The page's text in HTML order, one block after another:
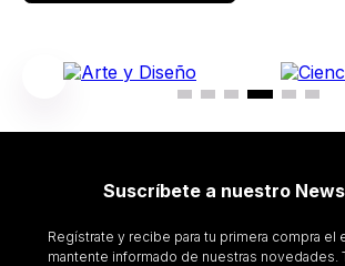
Suscríbete a nuestro
Regístrate y recibe para tu primera compra el
mantente informado de nuestras novedades.